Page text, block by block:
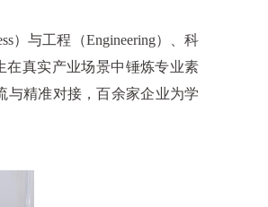
）与工程（Engineering）、科
在真实产业场景中锤炼专业素
与精准对接，百余家企业为学